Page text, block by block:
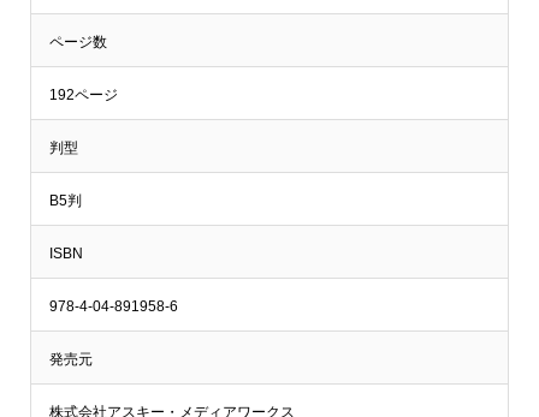
ページ数
192ページ
判型
B5判
ISBN
978-4-04-891958-6
発売元
株式会社アスキー・メディアワークス